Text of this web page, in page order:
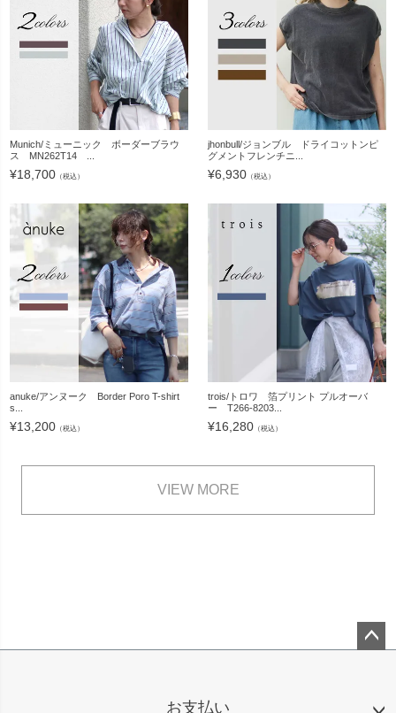
Munich/ミューニック ボーダーブラウ
ス MN262T14 ...
¥18,700 （税込）
jhonbull/ジョンブル ドライコットンピ
グメントフレンチニ...
¥6,930 （税込）
anuke/アンヌーク Border Poro T-shirt
s...
¥13,200 （税込）
trois/トロワ 箔プリント プルオーバ
ー T266-8203...
¥16,280 （税込）
VIEW MORE
お支払い